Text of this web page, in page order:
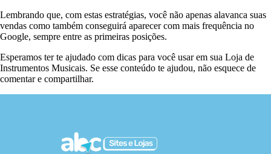
Lembrando que, com estas estratégias, você não apenas alavanca suas
vendas como também conseguirá aparecer com mais frequência no
Google, sempre entre as primeiras posições.
Esperamos ter te ajudado com dicas para você usar em sua Loja de
Instrumentos Musicais. Se esse conteúdo te ajudou, não esquece de
comentar e compartilhar.